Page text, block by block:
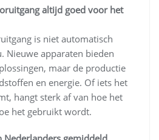
altijd goed voor het
is niet automatisch
Nieuwe apparaten bieden
maar de productie
en energie. Of iets het
hangt sterk af van hoe het
het gebruikt wordt.